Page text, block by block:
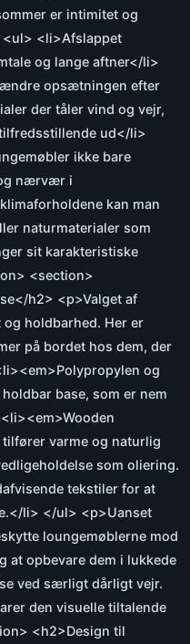
er intimitet og
<li>Afslappet
og lange aftner</li>
opsætningen efter
der tåler vind og vejr,
ud</li>
ikke bare
nærvær i
kan man
naturmaterialer som
sit karakteristiske
<section>
h2> <p>Valget af
holdbarhed. Her er
på bordet hos dem, der
og
base, som er nem
varme og naturlig
som oliering.
tekstiler for at
li> </ul> <p>Uanset
loungemøblerne mod
opbevare dem i lukkede
ved særligt dårligt vejr.
den visuelle tiltalende
<h2>Design til